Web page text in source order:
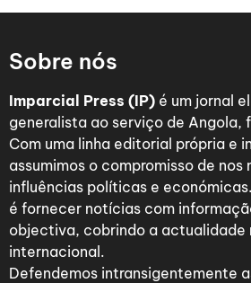
Sobre nós
Imparcial Press (IP) é um jornal
generalista ao serviço de Angola,
Com uma linha editorial própria e
assumimos o compromisso de nos
influências políticas e
é fornecer notícias com
objectiva, cobrindo a actualidade
internacional.
Defendemos intransigentemente